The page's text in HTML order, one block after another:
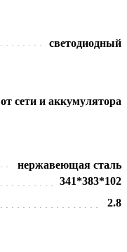
светодиодный
от сети и аккумулятора
нержавеющая сталь
341*383*102
2.8